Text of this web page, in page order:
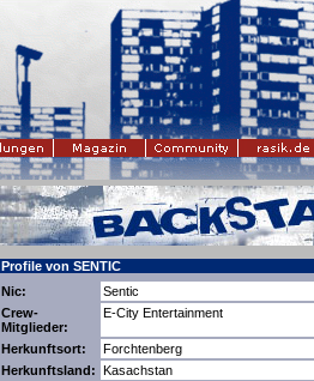
Profile von SENTIC
Nic:
Sentic
Crew-
Mitglieder:
E-City Entertainment
Herkunftsort:
Forchtenberg
Herkunftsland: Kasachstan